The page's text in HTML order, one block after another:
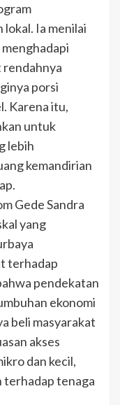
Ia menilai
rendahnya
porsi
Karena itu,
untuk
lebih
kemandirian
Gede Sandra
yang
terhadap
pendekatan
ekonomi
beli masyarakat
akses
dan kecil,
terhadap tenaga